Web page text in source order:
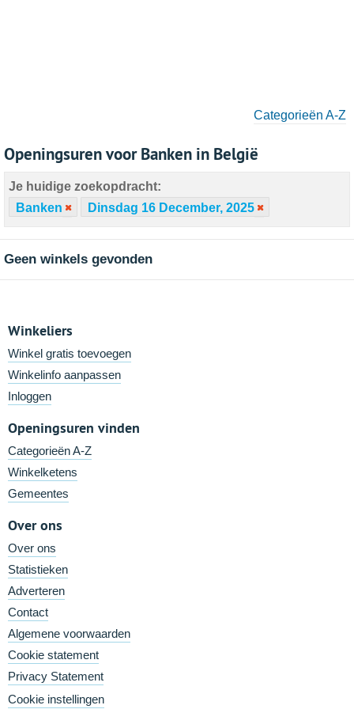
Categorieën A-Z
Openingsuren voor Banken in België
Je huidige zoekopdracht:
Banken
Dinsdag 16 December, 2025
Geen winkels gevonden
Winkeliers
Winkel gratis toevoegen
Winkelinfo aanpassen
Inloggen
Openingsuren vinden
Categorieën A-Z
Winkelketens
Gemeentes
Over ons
Over ons
Statistieken
Adverteren
Contact
Algemene voorwaarden
Cookie statement
Privacy Statement
Cookie instellingen